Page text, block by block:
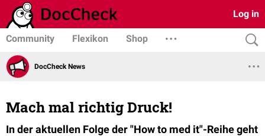
Log in
Community Flexikon Shop
DocCheck News
Mach mal richtig Druck!
In der aktuellen Folge der "How to med it"-Reihe geht